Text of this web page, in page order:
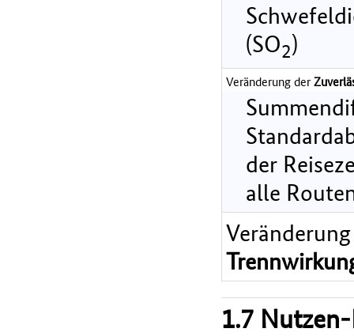
(SO2)
Veränderung der
der
alle
1.7